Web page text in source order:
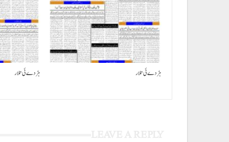
ہڑدے ئی تلار ہڑدے ئی تلار